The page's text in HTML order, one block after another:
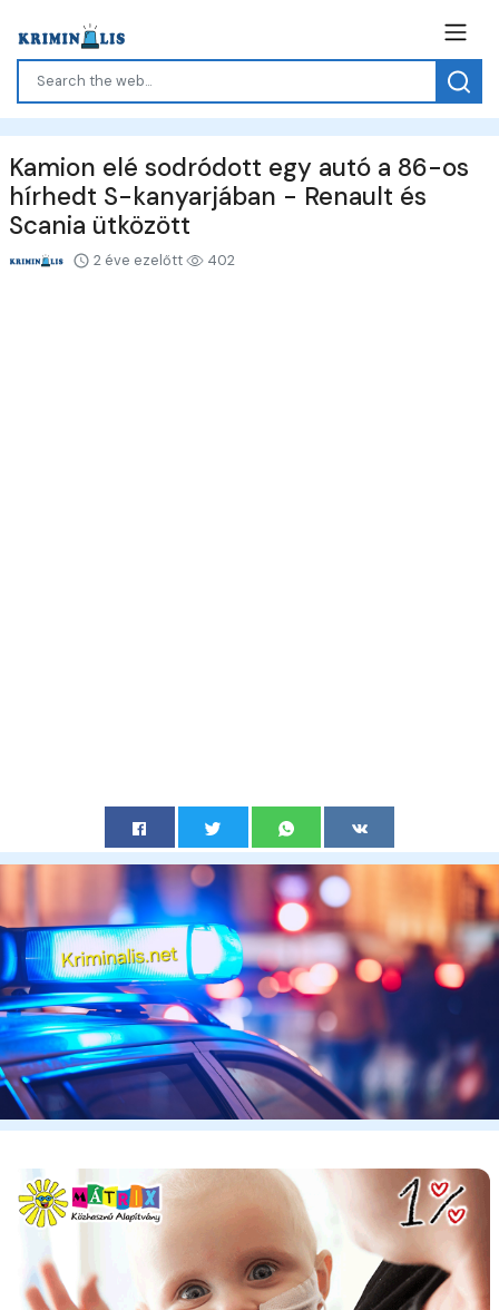
Kamion elé sodródott egy autó a 86-os
hírhedt S-kanyarjában - Renault és
Scania ütközött
2 éve ezelőtt 402